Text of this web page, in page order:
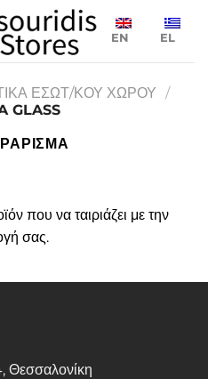
EN EL
ΕΣΩΤ/ΚΟΥ ΧΩΡΟΥ /
GLASS
που να ταιριάζει με την
σας.